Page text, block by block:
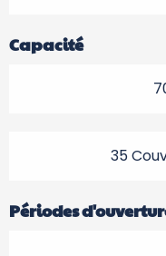
Capacité
35
Périodes